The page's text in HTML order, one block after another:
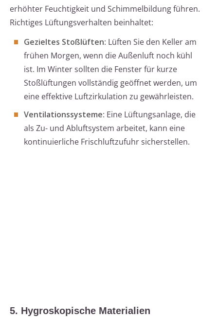
erhöhter Feuchtigkeit und Schimmelbildung führen.
Richtiges Lüftungsverhalten beinhaltet:
Gezieltes Stoßlüften: Lüften Sie den Keller am
frühen Morgen, wenn die Außenluft noch kühl
ist. Im Winter sollten die Fenster für kurze
Stoßlüftungen vollständig geöffnet werden, um
eine effektive Luftzirkulation zu gewährleisten.
Ventilationssysteme: Eine Lüftungsanlage, die
als Zu- und Abluftsystem arbeitet, kann eine
kontinuierliche Frischluftzufuhr sicherstellen.
5. Hygroskopische Materialien